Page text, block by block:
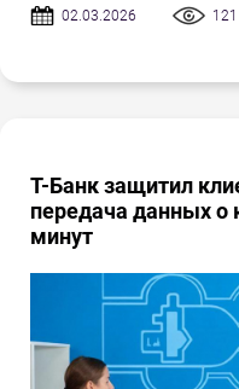
02.03.2026 121
Т-Банк защитил
передача данных о
минут